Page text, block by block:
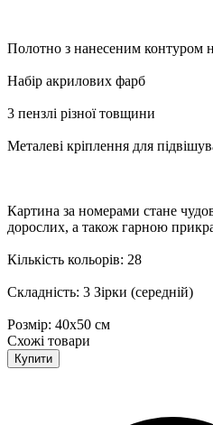
Полотно з нанесеним контуром
Набір акрилових фарб
3 пензлі різної товщини
Металеві кріплення для
Картина за номерами стане
дорослих, а також гарною
Кількість кольорів: 28
Складність: 3 Зірки (середній)
Розмір: 40х50 см
Схожі товари
Купити